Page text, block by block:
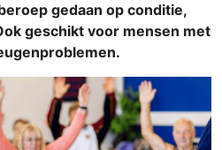
gedaan op conditie,
geschikt voor mensen met